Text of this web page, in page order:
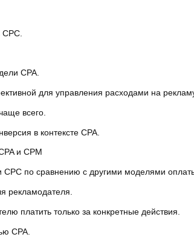
CPA.
для управления расходами на
всего.
в контексте CPA.
и CPM
CPC по сравнению с другими моделями
рекламодателя.
платить только за конкретные действия.
CPA.